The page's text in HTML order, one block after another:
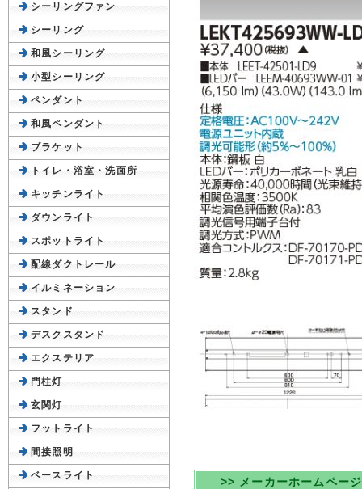
>> メーカーホームペー
シーリングファン
シーリング
和風シーリング
小型シーリング
ペンダント
和風ペンダント
ブラケット
トイレ・浴室・洗面所
キッチンライト
ダウンライト
スポットライト
配線ダクトレール
イルミネーション
スタンド
デスクスタンド
エクステリア
門柱灯
玄関灯
フットライト
間接照明
ベースライト